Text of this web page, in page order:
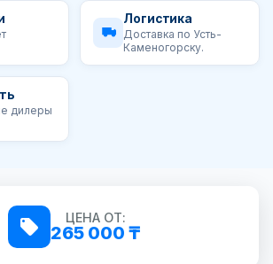
Логистика
Доставка по Усть-
Каменогорску.
дилеры
ЦЕНА ОТ:
265 000 ₸